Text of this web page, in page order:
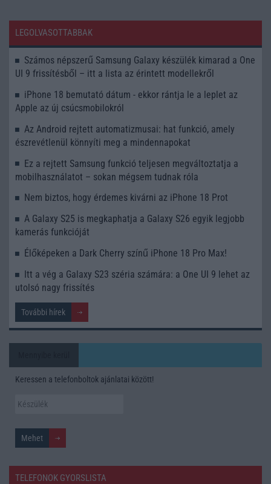
LEGOLVASOTTABBAK
Számos népszerű Samsung Galaxy készülék kimarad a One
UI 9 frissítésből – itt a lista az érintett modellekről
iPhone 18 bemutató dátum - ekkor rántja le a leplet az
Apple az új csúcsmobilokról
Az Android rejtett automatizmusai: hat funkció, amely
észrevétlenül könnyíti meg a mindennapokat
Ez a rejtett Samsung funkció teljesen megváltoztatja a
mobilhasználatot – sokan mégsem tudnak róla
Nem biztos, hogy érdemes kivárni az iPhone 18 Prot
A Galaxy S25 is megkaphatja a Galaxy S26 egyik legjobb
kamerás funkcióját
Élőképeken a Dark Cherry színű iPhone 18 Pro Max!
Itt a vég a Galaxy S23 széria számára: a One UI 9 lehet az
utolsó nagy frissítés
További hírek
Keressen a telefonboltok ajánlatai között!
TELEFONOK GYORSLISTA